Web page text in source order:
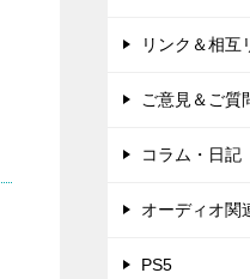
リンク＆相互
ご意見＆ご質
コラム・日記
オーディオ関
PS5